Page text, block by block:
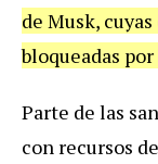
de Musk,
bloqueadas
Parte de las
con recursos